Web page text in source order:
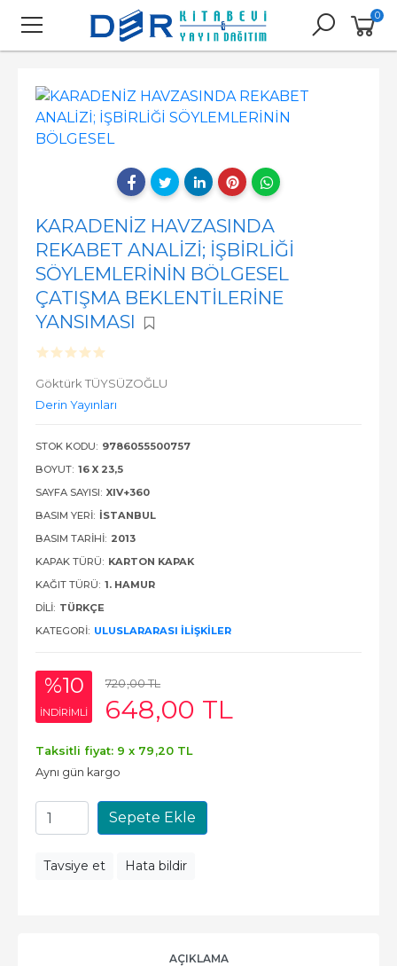
0
KARADENİZ HAVZASINDA
REKABET ANALİZİ; İŞBİRLİĞİ
SÖYLEMLERİNİN BÖLGESEL
ÇATIŞMA BEKLENTİLERİNE
YANSIMASI
Göktürk TÜYSÜZOĞLU
Derin Yayınları
STOK KODU: 9786055500757
BOYUT: 16 X 23,5
SAYFA SAYISI: XIV+360
BASIM YERI: İSTANBUL
BASIM TARIHI: 2013
KAPAK TÜRÜ: KARTON KAPAK
KAĞIT TÜRÜ: 1. HAMUR
DILI: TÜRKÇE
KATEGORI: ULUSLARARASI İLIŞKILER
%10
INDIRIMLI
720,00TL
648,00 TL
Taksitli fiyat: 9 x 79 ,20 TL
Aynı gün kargo
Sepete Ekle
Tavsiye et Hata bildir
AÇIKLAMA